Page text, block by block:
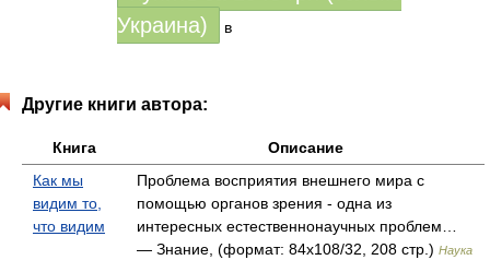
Украина)
в
Другие книги автора:
Книга
Описание
Как мы
видим то,
что видим
Проблема восприятия внешнего мира с
помощью органов зрения - одна из
интересных естественнонаучных проблем…
— Знание, (формат: 84x108/32, 208 стр.) Наука